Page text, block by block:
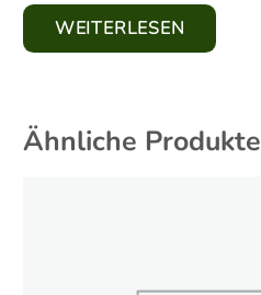
WEITERLESEN
Ähnliche Produkte